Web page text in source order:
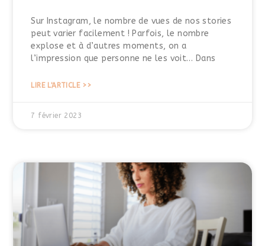
Sur Instagram, le nombre de vues de nos stories
peut varier facilement ! Parfois, le nombre
explose et à d’autres moments, on a
l’impression que personne ne les voit… Dans
LIRE L'ARTICLE >>
7 février 2023